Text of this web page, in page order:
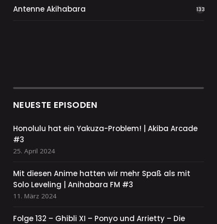
Antenne Akihabara 133
NEUESTE EPISODEN
Honolulu hat ein Yakuza-Problem! | Akiba Arcade
#3
25. April 2024
Mit diesen Anime hatten wir mehr Spaß als mit
Solo Leveling | Anihabara FM #3
11. März 2024
Folge 132 – Ghibli XI – Ponyo und Arrietty – Die